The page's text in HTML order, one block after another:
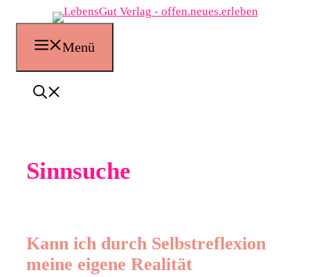
springen
Menü
Sinnsuche
Kann ich durch Selbstreflexion
meine eigene Realität